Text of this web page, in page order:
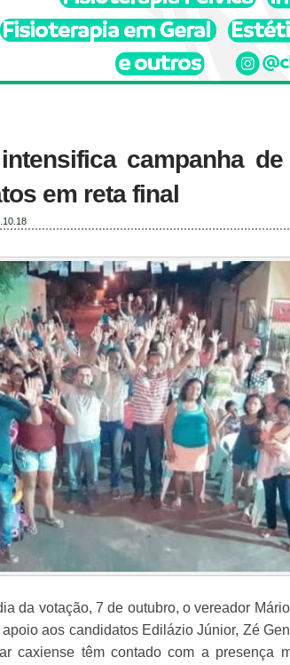
campanha
em reta final
da votação, 7 de outubro, o vereador
aos candidatos Edilázio Júnior, Zé
caxiense têm contado com a presença